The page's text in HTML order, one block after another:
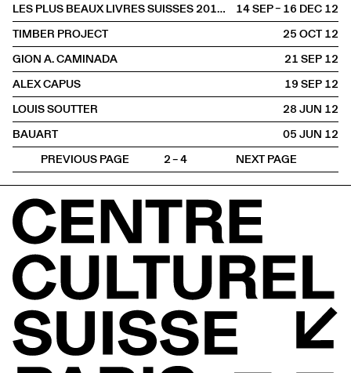
LES PLUS BEAUX LIVRES SUISSES 2011 À LA LIBRAIRIE
14 SEP – 16 DEC2012
TIMBER PROJECT
25 OCT2012
GION A. CAMINADA
21 SEP2012
ALEX CAPUS
19 SEP2012
LOUIS SOUTTER
28 JUN2012
BAUART
05 JUN2012
PREVIOUS PAGE
2 – 4 NEXT PAGE